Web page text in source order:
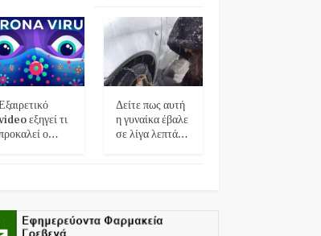
εξηγεί τι
ο…
Δείτε πως αυτή
η γυναίκα έβαλε
σε λίγα λεπτά…